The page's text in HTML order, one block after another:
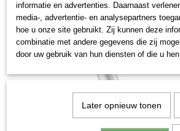
informatie en advertenties. Daarnaast
media-, advertentie- en analysepartners
hoe u onze site gebruikt. Zij kunnen deze
combinatie met andere gegevens die zij
door uw gebruik van hun diensten of die u
Later opnieuw tonen